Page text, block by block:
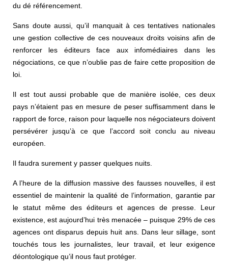
du dé référencement.
Sans doute aussi, qu’il manquait à ces tentatives nationales
une gestion collective de ces nouveaux droits voisins afin de
renforcer les éditeurs face aux infomédiaires dans les
négociations, ce que n’oublie pas de faire cette proposition de
loi.
Il est tout aussi probable que de manière isolée, ces deux
pays n’étaient pas en mesure de peser suffisamment dans le
rapport de force, raison pour laquelle nos négociateurs doivent
persévérer jusqu’à ce que l’accord soit conclu au niveau
européen.
Il faudra surement y passer quelques nuits.
A l’heure de la diffusion massive des fausses nouvelles, il est
essentiel de maintenir la qualité de l’information, garantie par
le statut même des éditeurs et agences de presse. Leur
existence, est aujourd’hui très menacée – puisque 29% de ces
agences ont disparus depuis huit ans. Dans leur sillage, sont
touchés tous les journalistes, leur travail, et leur exigence
déontologique qu’il nous faut protéger.